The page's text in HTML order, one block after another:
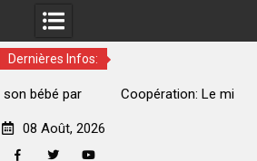
Dernières Infos:
Le ministre Indien Kirti Vardhan Singh à
08 Août, 2026